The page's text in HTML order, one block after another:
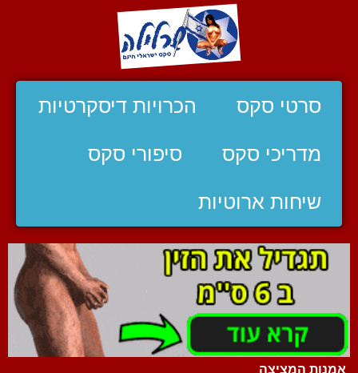
סרטי סקס הכרויות דיסקרטיות
מדריכי סקס סיפורי סקס
שיחות ארוטיות
אמנות המציצה